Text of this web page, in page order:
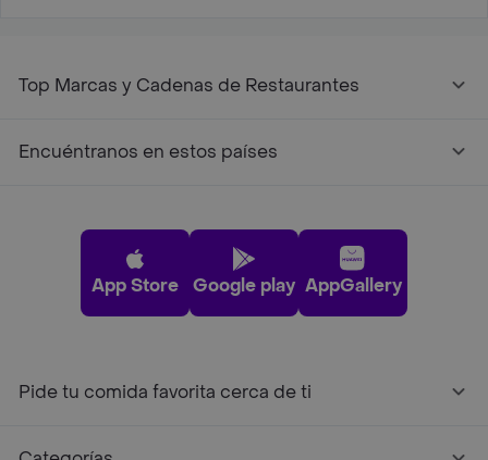
Top Marcas y Cadenas de Restaurantes
Encuéntranos en estos países
App Store Google play AppGallery
Pide tu comida favorita cerca de ti